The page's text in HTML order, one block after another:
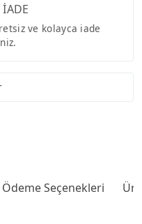
ve kolayca iade
Seçenekleri